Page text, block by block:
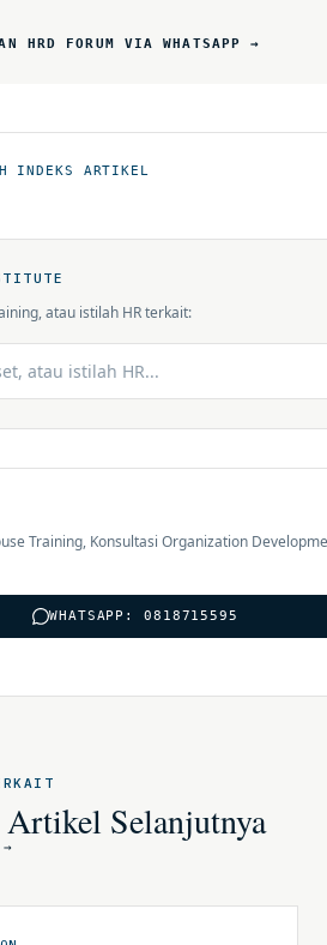
atau istilah HR terkait:
Training, Konsultasi Organization
WHATSAPP: 0818715595
HRD FORUM VIA WHATSAPP →
INDEKS ARTIKEL
Artikel Selanjutnya
→